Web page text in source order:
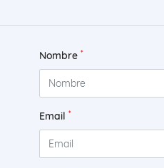
Nombre *
Email *